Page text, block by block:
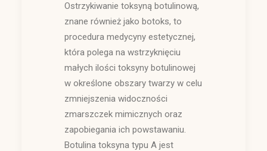
Ostrzykiwanie toksyną botulinową,
znane również jako botoks, to
procedura medycyny estetycznej,
która polega na wstrzyknięciu
małych ilości toksyny botulinowej
w określone obszary twarzy w celu
zmniejszenia widoczności
zmarszczek mimicznych oraz
zapobiegania ich powstawaniu.
Botulina toksyna typu A jest